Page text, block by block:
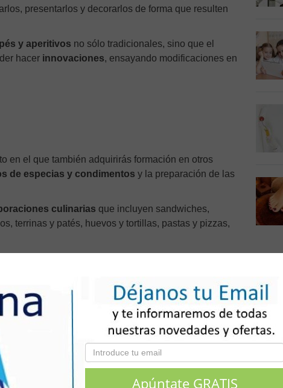
presentarlos y decorarlos de forma que resulten
y aperitivos no sólo tradicionales, sino que el
hacer innovaciones, ensayando modificaciones en
en el que también adquirirás formación en otros
de especias y condimentos y la preparación de las
culinarias que incluyen sandwiches,
terrinas y patés, huevos y tortillas, pastas y pizzas,
, como mousses, tartas, pasteles
choux) u hojaldre.
perder, especialmente si quieres mantener
.